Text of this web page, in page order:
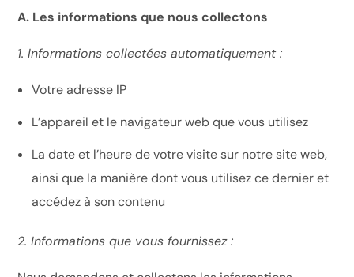
A. Les informations que nous collectons
1. Informations collectées automatiquement :
Votre adresse IP
L’appareil et le navigateur web que vous utilisez
La date et l’heure de votre visite sur notre site web,
ainsi que la manière dont vous utilisez ce dernier et
accédez à son contenu
2. Informations que vous fournissez :